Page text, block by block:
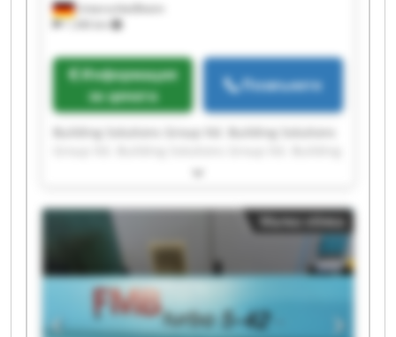
Unterschleißheim
1 246 km
Информация
за цената
Позвънете
Building Solutions Group ltd. Building Solutions
Solutions Group ltd. Building Solutions Group
Solutions Group ltd. Building Solutions Group
ltd. Building Solutions Group ltd. Building
Solutions Group ltd. Building Solutions Group
ltd. Building Solutions Group ltd. Building
Solutions Group ltd. Building Solutions Group
ltd. Building Solutions Group ltd. Building
Solutions Group ltd. Building Solutions Group
Малка обява